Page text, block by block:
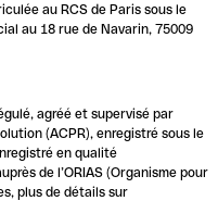
au RCS de Paris sous le
au 18 rue de Navarin, 75009
agréé et supervisé par
(ACPR), enregistré sous le
en qualité
de l’ORIAS (Organisme pour
plus de détails sur